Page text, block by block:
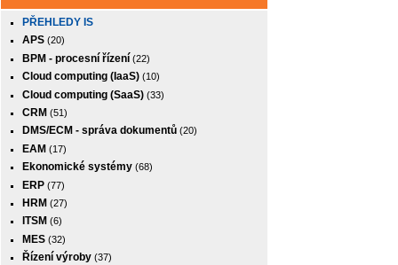
PŘEHLEDY IS
APS (20)
BPM - procesní řízení (22)
Cloud computing (IaaS) (10)
Cloud computing (SaaS) (33)
CRM (51)
DMS/ECM - správa dokumentů (20)
EAM (17)
Ekonomické systémy (68)
ERP (77)
HRM (27)
ITSM (6)
MES (32)
Řízení výroby (37)